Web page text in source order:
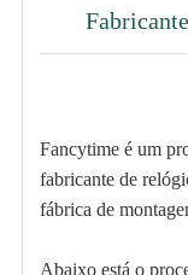
Fancytime é um
fabricante de
fábrica de
Abaixo está o